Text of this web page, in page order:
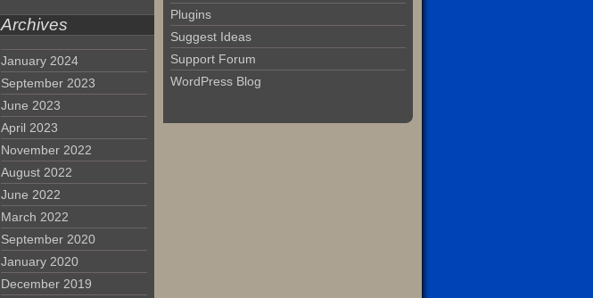
Archives
January 2024
September 2023
June 2023
April 2023
November 2022
August 2022
June 2022
March 2022
September 2020
January 2020
December 2019
Plugins
Suggest Ideas
Support Forum
WordPress Blog